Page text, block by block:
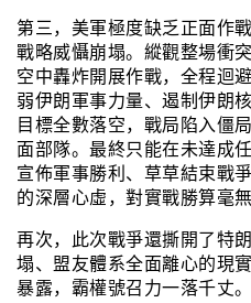
第三，美軍極度缺乏正面作
戰略威懾崩塌。縱觀整場衝
空中轟炸開展作戰，全程迴
弱伊朗軍事力量、遏制伊朗
目標全數落空，戰局陷入僵
面部隊。最終只能在未達成
宣佈軍事勝利、草草結束戰
的深層心虛，對實戰勝算毫無
再次，此次戰爭還撕開了特
塌、盟友體系全面離心的現
暴露，霸權號召力一落千丈。